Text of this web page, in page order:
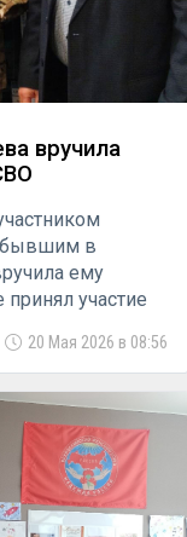
вручила
в
ему
участие
20 Мая 2026 в 08:56